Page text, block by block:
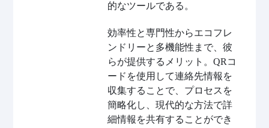
的なツールである。
効率性と専門性からエコフレ
ンドリーと多機能性まで、彼
らが提供するメリット。QRコ
ードを使用して連絡先情報を
収集することで、プロセスを
簡略化し、現代的な方法で詳
細情報を共有することができ